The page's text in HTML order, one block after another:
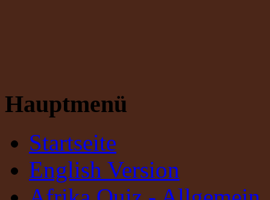
Hauptmenü
Startseite
English Version